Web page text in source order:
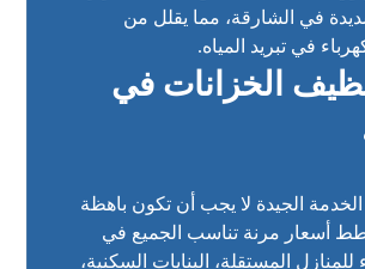
في الشارقة، مما يقلل من
في تبريد المياه.
الخزانات في
الجيدة لا يجب أن تكون باهظة
أسعار مرنة تناسب الجميع في
للمنازل المستقلة، البنايات السكنية،